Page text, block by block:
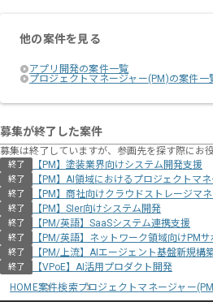
他の案件を見る
アプリ開発の案件一覧
プロジェクトマネージャー(PM)の案件一
募集が終了した案件
募集は終了していますが、参画先を探す際にお
終了 【PM】塗装業界向けシステム開発支援
終了 【PM】AI領域におけるプロジェクトマ
終了 【PM】商社向けクラウドストレージマ
終了 【PM】SIer向けシステム開発
終了 【PM/英語】SaaSシステム連携支援
終了 【PM/英語】ネットワーク領域向けPMサ
終了 【PM/上流】AIエージェント基盤新規構
終了
【VPoE】AI活用プロダクト開発
HOME案件検索プロジェクトマネージャー